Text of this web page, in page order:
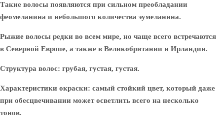
Такие волосы появляются при сильном преобладании
феомеланина и небольшого количества эумеланина.
Рыжие волосы редки во всем мире, но чаще всего встречаются
в Северной Европе, а также в Великобритании и Ирландии.
Структура волос: грубая, густая, густая.
Характеристики окраски: самый стойкий цвет, который даже
при обесцвечивании может осветлить всего на несколько
тонов.